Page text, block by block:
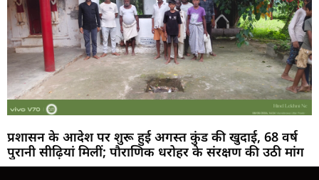
प्रशासन के आदेश पर शुरू हुई अगस्त कुंड की खुदाई, 68 वर्ष
पुरानी सीढ़ियां मिलीं; पौराणिक धरोहर के संरक्षण की उठी मांग